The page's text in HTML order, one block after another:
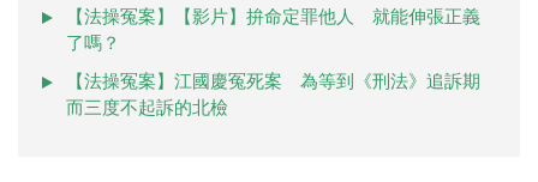
【法操冤案】【影片】拚命定罪他人 就能伸張正義
了嗎？
【法操冤案】江國慶冤死案 為等到《刑法》追訴期
而三度不起訴的北檢